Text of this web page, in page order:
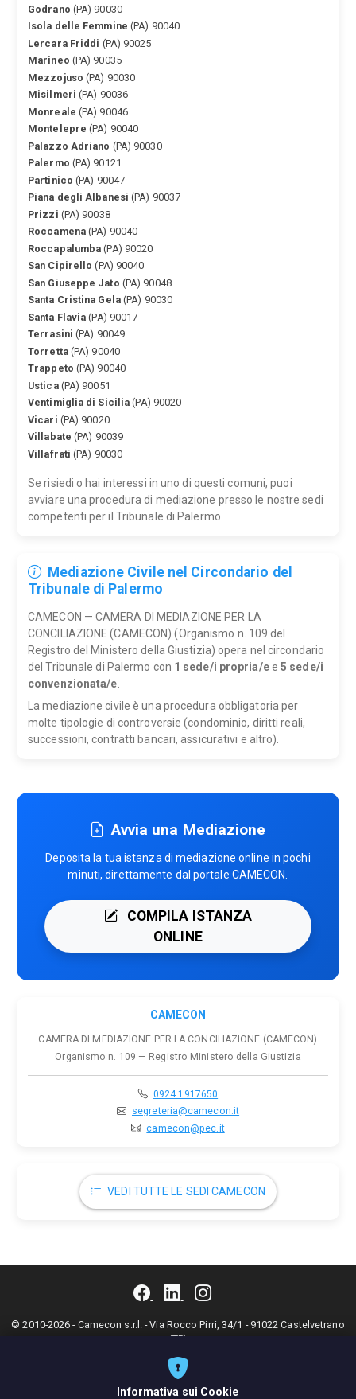
Godrano (PA) 90030
Isola delle Femmine (PA) 90040
Lercara Friddi (PA) 90025
Marineo (PA) 90035
Mezzojuso (PA) 90030
Misilmeri (PA) 90036
Monreale (PA) 90046
Montelepre (PA) 90040
Palazzo Adriano (PA) 90030
Palermo (PA) 90121
Partinico (PA) 90047
Piana degli Albanesi (PA) 90037
Prizzi (PA) 90038
Roccamena(PA) 90040
Roccapalumba (PA) 90020
San Cipirello (PA) 90040
San Giuseppe Jato (PA) 90048
Santa Cristina Gela(PA) 90030
Santa Flavia (PA) 90017
Terrasini (PA) 90049
Torretta(PA) 90040
Trappeto (PA) 90040
Ustica(PA) 90051
Ventimiglia di Sicilia (PA) 90020
Vicari (PA) 90020
Villabate (PA) 90039
Villafrati (PA) 90030
Se risiedi o hai interessi in uno di questi comuni, puoi
avviare una procedura di mediazione presso le nostre sedi
competenti per il Tribunale di Palermo.
Mediazione Civile nel Circondario del
Tribunale di Palermo
CAMECON — CAMERA DI MEDIAZIONE PER LA
CONCILIAZIONE (CAMECON) (Organismo n. 109 del
Registro del Ministero della Giustizia) opera nel circondario
del Tribunale di Palermo con 1 sede/i propria/ee5 sede/i
convenzionata/e.
La mediazione civile è una procedura obbligatoria per
molte tipologie di controversie (condominio, diritti reali,
successioni, contratti bancari, assicurativi e altro).
Avvia una Mediazione
Deposita la tua istanza di mediazione online in pochi
minuti, direttamente dal portale CAMECON.
COMPILA ISTANZA
ONLINE
CAMECON
CAMERA DI MEDIAZIONE PER LA CONCILIAZIONE (CAMECON)
Organismo n. 109 — Registro Ministero della Giustizia
0924 1917650
segreteria@camecon.it
camecon@pec.it
VEDI TUTTE LE SEDI CAMECON
© 2010-2026 - Camecon s.r.l. - Via Rocco Pirri, 34/1 - 91022 Castelvetrano
(TP)
Codice fiscale: 90017090813 - P.IVA: 02392910812 - Cod. Destinatario:
KRRH6B9 - Tel. 0924 1917650 - Fax 0924 1916950 - Email:
segreteria@camecon.it
- PEC: camecon@pec.it
Informativa sui Cookie